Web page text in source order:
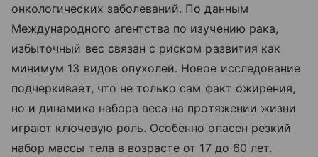
онкологических заболеваний. По данным
Международного агентства по изучению рака,
избыточный вес связан с риском развития как
минимум 13 видов опухолей. Новое исследование
подчеркивает, что не только сам факт ожирения,
но и динамика набора веса на протяжении жизни
играют ключевую роль. Особенно опасен резкий
набор массы тела в возрасте от 17 до 60 лет.